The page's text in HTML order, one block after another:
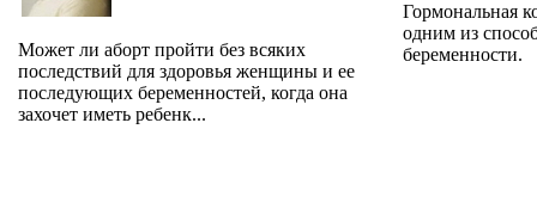
Может ли аборт пройти без всяких
последствий для здоровья женщины и ее
последующих беременностей, когда она
захочет иметь ребенк...
Гормональная
одним из
беременности.